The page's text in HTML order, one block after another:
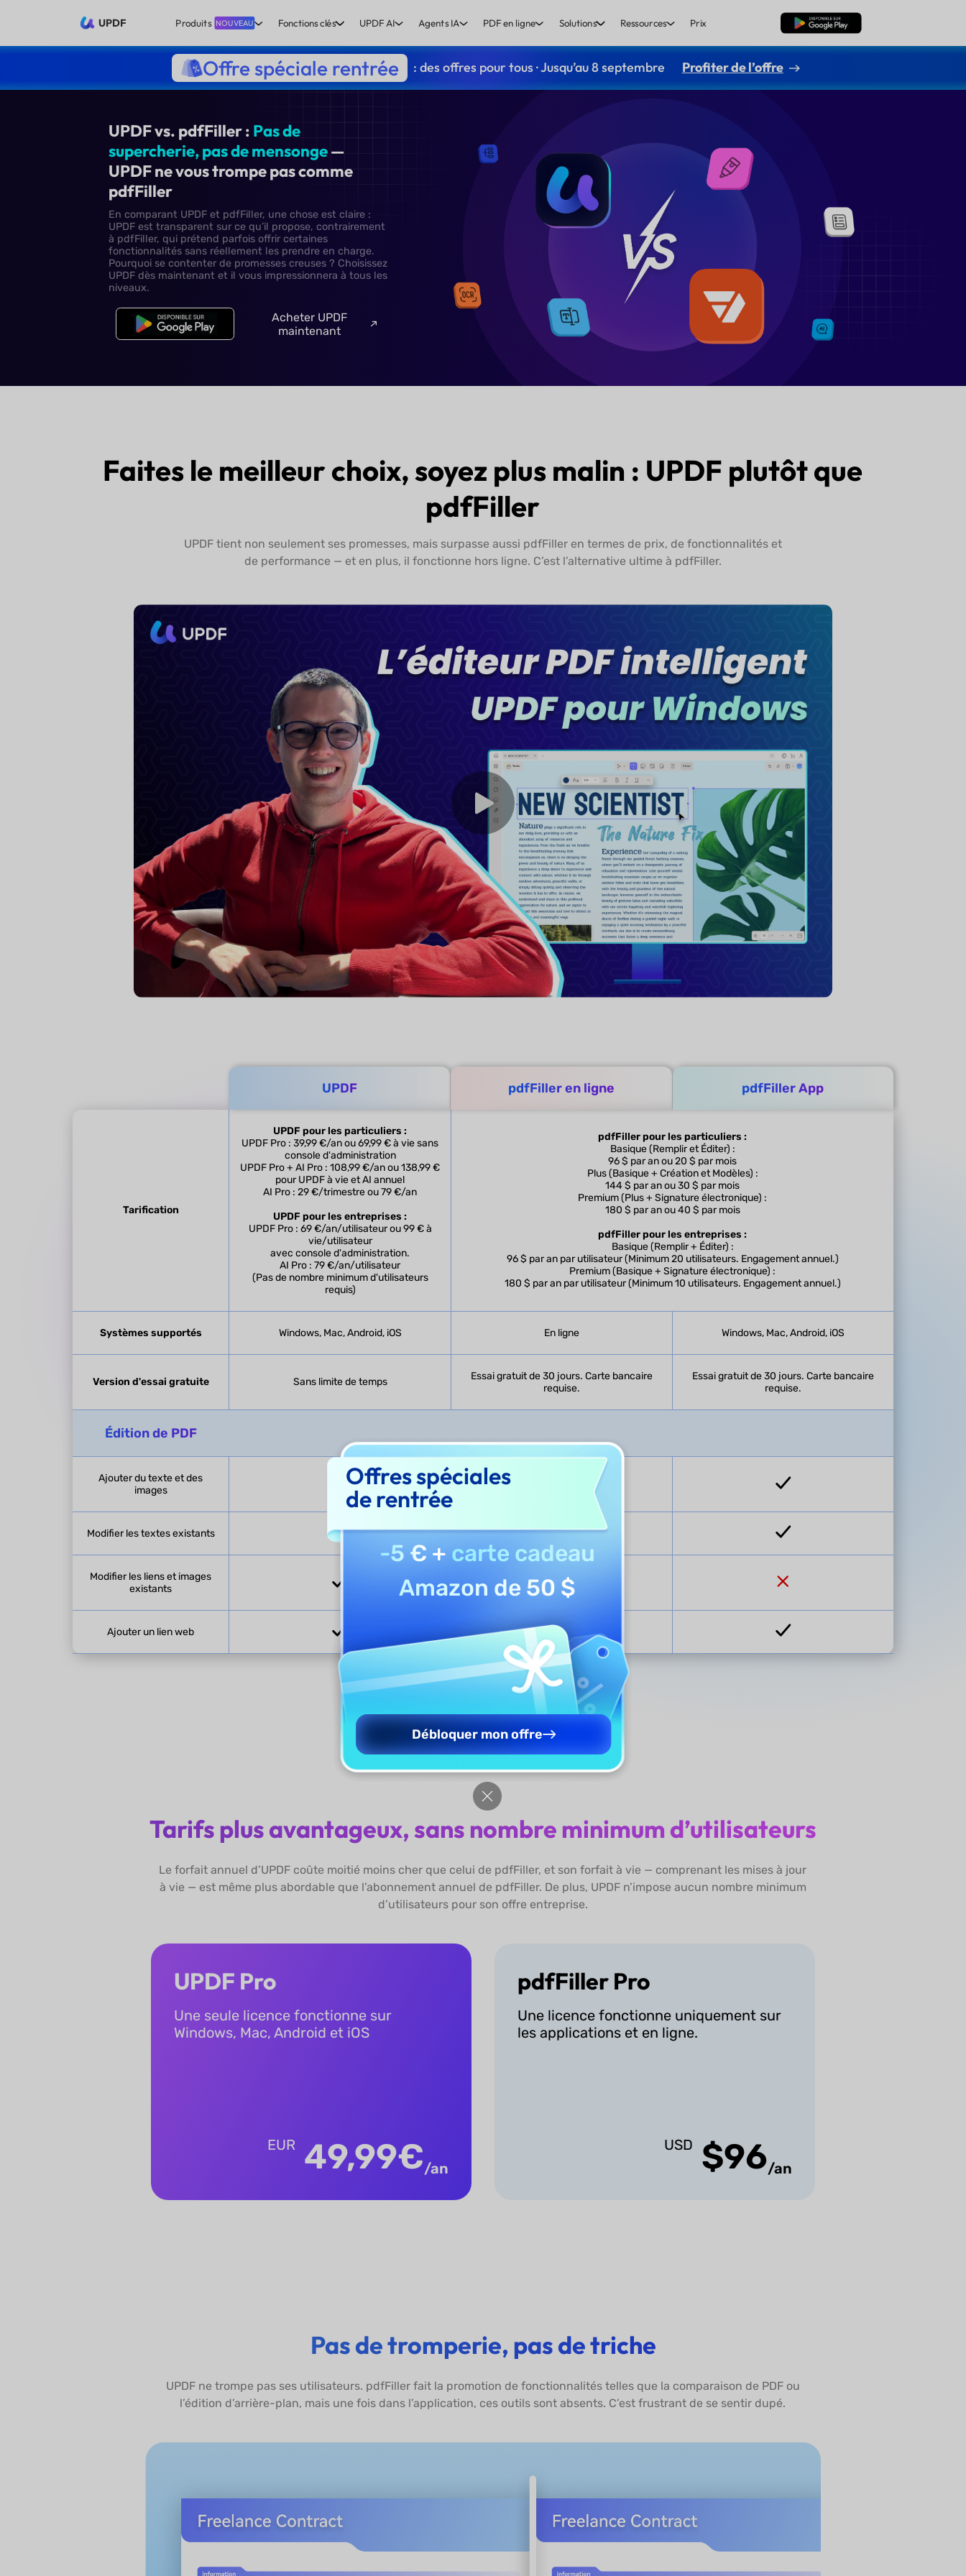
UPDF Produits NOUVEAU Fonctions clés UPDF AI Agents IA PDF en ligne Solutions Ressources Prix TÉLÉCHARGER
Offre spéciale rentrée : des offres pour tous · Jusqu’au 8 septembre Profiter de l’offre
UPDF vs. pdfFiller :Pas de
supercherie,
pas de mensonge
UPDF ne vous trompe pas comme
pdfFiller
En comparant UPDF et pdfFiller, une chose est claire :
UPDF est transparent sur ce qu’il propose, contrairement
fonctionnalités sans réellement les prendre en charge.
Pourquoi se contenter de promesses creuses ? Choisissez
UPDF dès maintenant et il vous impressionnera à tous les
Faites le meilleur choix, soyez plus malin : UPDF plutôt que
pdfFiller
UPDF tient non seulement ses promesses, mais surpasse aussi pdfFiller en termes de prix, de fonctionnalités et
de performance — et en plus, il fonctionne hors ligne. C’est l’alternative ultime à pdfFiller.
UPDF pdfFiller en ligne pdfFiller App
Tarification
UPDF pour les particuliers :
UPDF Pro : 39,99 €/an ou 69,99 € à vie sans
console d'administration
UPDF Pro + AI Pro : 108,99 €/an ou 138,99 €
pour UPDF à vie et AI annuel
AI Pro : 29 €/trimestre ou 79 €/an
UPDF pour les entreprises :
UPDF Pro : 69 €/an/utilisateur ou 99 € à
vie/utilisateur
avec console d'administration.
AI Pro : 79 €/an/utilisateur
(Pas de nombre minimum d'utilisateurs
requis)
pdfFiller pour les particuliers :
Basique (Remplir et Éditer) :
96 $ par an ou 20 $ par mois
Plus (Basique + Création et Modèles) :
144 $ par an ou 30 $ par mois
Premium (Plus + Signature électronique) :
180 $ par an ou 40 $ par mois
pdfFiller pour les entreprises :
Basique (Remplir + Éditer) :
96 $ par an par utilisateur (Minimum 20 utilisateurs. Engagement annuel.)
Premium (Basique + Signature électronique) :
180 $ par an par utilisateur (Minimum 10 utilisateurs. Engagement annuel.)
Systèmes supportés Windows, Mac, Android, iOS En ligne Windows, Mac, Android, iOS
Version d'essai gratuite Sans limite de temps
Essai gratuit de 30 jours. Carte bancaire
requise.
Essai gratuit de 30 jours. Carte bancaire
requise.
Édition de PDF
Ajouter du texte et des
images
Modifier les textes existants
Modifier les liens et images
existants
Ajouter un lien web
Afficher plus
Tarifs plus avantageux, sans nombre minimum d’utilisateurs
Le forfait annuel d’UPDF coûte moitié moins cher que celui de pdfFiller, et son forfait à vie — comprenant les mises à jour
à vie — est même plus abordable que l’abonnement annuel de pdfFiller. De plus, UPDF n’impose aucun nombre minimum
d’utilisateurs pour son offre entreprise.
UPDF Pro
Une seule licence fonctionne sur
Windows, Mac, Android et iOS
EUR €
49,99 /an
pdfFiller Pro
Une licence fonctionne uniquement sur
les applications et en ligne.
USD $96/an
Pas de tromperie, pas de triche
UPDF ne trompe pas ses utilisateurs. pdfFiller fait la promotion de fonctionnalités telles que la comparaison de PDF ou
l’édition d’arrière-plan, mais une fois dans l’application, ces outils sont absents. C’est frustrant de se sentir dupé.
Offres spéciales
de rentrée
-5 € + carte cadeau
Amazon de 50 $
Débloquer mon offre